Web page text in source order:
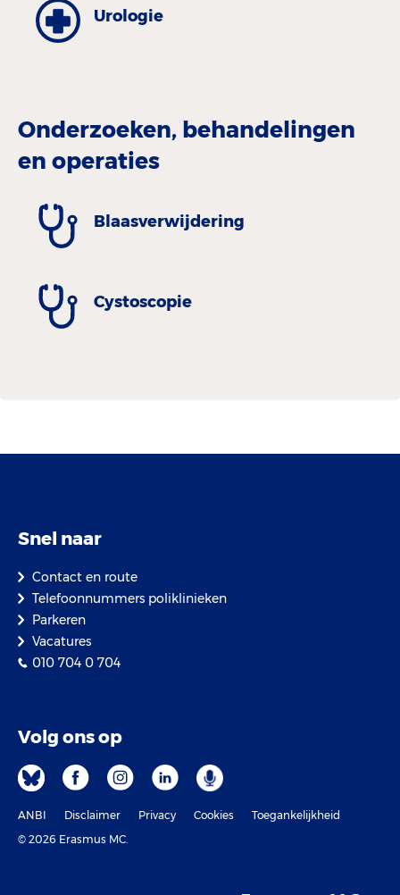
Urologie
Onderzoeken, behandelingen
en operaties
Blaasverwijdering
Cystoscopie
Snel naar
Contact en route
Telefoonnummers poliklinieken
Parkeren
Vacatures
010 704 0 704
Volg ons op
ANBI Disclaimer Privacy Cookies
Toegankelijkheid
© 2026 Erasmus MC.